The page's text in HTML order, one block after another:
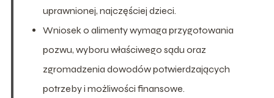
uprawnionej, najczęściej dzieci.
Wniosek o alimenty wymaga przygotowania
pozwu, wyboru właściwego sądu oraz
zgromadzenia dowodów potwierdzających
potrzeby i możliwości finansowe.